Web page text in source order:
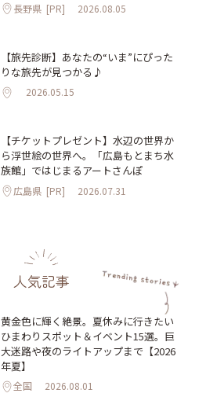
長野県 [PR] 2026.08.05
【旅先診断】あなたの“いま”にぴった
りな旅先が見つかる♪
2026.05.15
【チケットプレゼント】水辺の世界か
ら浮世絵の世界へ。「広島もとまち水
族館」ではじまるアートさんぽ
広島県 [PR] 2026.07.31
人気記事
黄金色に輝く絶景。夏休みに行きたい
ひまわりスポット＆イベント15選。巨
大迷路や夜のライトアップまで【2026
年夏】
全国 2026.08.01